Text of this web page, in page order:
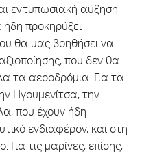
εντυπωσιακή αύξηση
ήδη προκηρύξει
θα μας βοηθήσει να
που δεν θα
τα αεροδρόμια. Για τα
Ηγουμενίτσα, την
που έχουν ήδη
ενδιαφέρον, και στη
Για τις μαρίνες, επίσης,